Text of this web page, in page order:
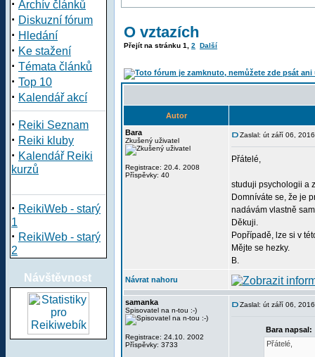
· Archív článků
· Diskuzní fórum
· Hledání
· Ke stažení
· Témata článků
· Top 10
· Kalendář akcí
· Reiki Seznam
· Reiki kluby
· Kalendář Reiki
kurzů
· ReikiWeb - starý
1
· ReikiWeb - starý
2
Návštěvnost
O vztazích
Přejít na stránku 1 2 Další
Autor
Bara
Zkušený uživatel
Registrace: 20.4. 2008
Příspěvky: 40
Zaslal: út září 06,
Přátelé,
studuji psychologii a
Domníváte se, že je
nadávám vlastně
Děkuji.
Popřípadě, lze si v
Mějte se hezky.
B.
Návrat nahoru
samanka
Spisovatel na n-tou :-)
Registrace: 24.10. 2002
Příspěvky: 3733
Zaslal: út září 06,
Bara napsal:
Přátelé,